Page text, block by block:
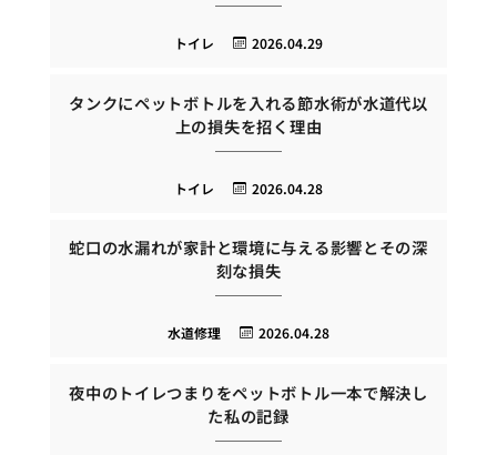
2026.04.29
トイレ
タンクにペットボトルを入れる節水術が水道代以
上の損失を招く理由
2026.04.28
トイレ
蛇口の水漏れが家計と環境に与える影響とその深
刻な損失
2026.04.28
水道修理
夜中のトイレつまりをペットボトル一本で解決し
た私の記録